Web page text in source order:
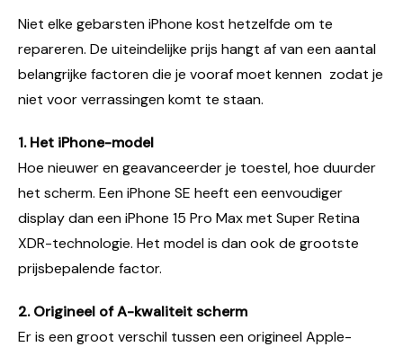
Niet elke gebarsten iPhone kost hetzelfde om te
repareren. De uiteindelijke prijs hangt af van een aantal
belangrijke factoren die je vooraf moet kennen zodat je
niet voor verrassingen komt te staan.
1. Het iPhone-model
Hoe nieuwer en geavanceerder je toestel, hoe duurder
het scherm. Een iPhone SE heeft een eenvoudiger
display dan een iPhone 15 Pro Max met Super Retina
XDR-technologie. Het model is dan ook de grootste
prijsbepalende factor.
2. Origineel of A-kwaliteit scherm
Er is een groot verschil tussen een origineel Apple-